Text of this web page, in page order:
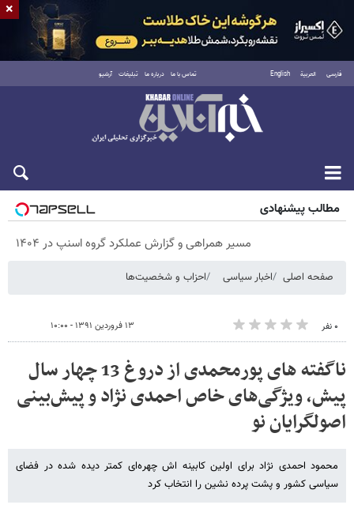
فارسی العربية English تماس با ما درباره ما تبلیغات آرشیو
پنجشنبه ۱۵ مرداد ۱۴۰۵
مطالب پیشنهادی
مسیر همراهی و گزارش عملکرد گروه اسنپ در ۱۴۰۴
صفحه اصلی اخبار سیاسی احزاب و شخصیت‌ها
۰ نفر ۱۳ فروردین ۱۳۹۱ - ۱۰:۰۰
ناگفته های پورمحمدی از دروغ 13 چهار سال
پیش، ویژگی‌های خاص احمدی نژاد و پیش‌بینی
اصولگرایان نو
محمود احمدی نژاد برای اولین کابینه اش چهره‌ای کمتر دیده شده در فضای
سیاسی کشور و پشت پرده نشین را انتخاب کرد
×